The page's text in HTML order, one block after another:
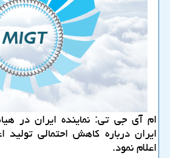
ام آی جی تی: نماینده ایران در
ایران درباره كاهش احتمالی
اعلام نمود.